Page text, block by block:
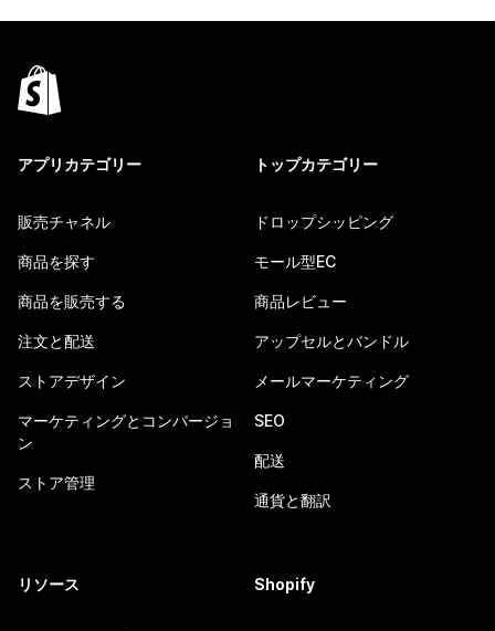
アプリカテゴリー
販売チャネル
商品を探す
商品を販売する
注文と配送
ストアデザイン
マーケティングとコンバージョ
ン
ストア管理
トップカテゴリー
ドロップシッピング
モール型EC
商品レビュー
アップセルとバンドル
メールマーケティング
SEO
配送
通貨と翻訳
リソース Shopify